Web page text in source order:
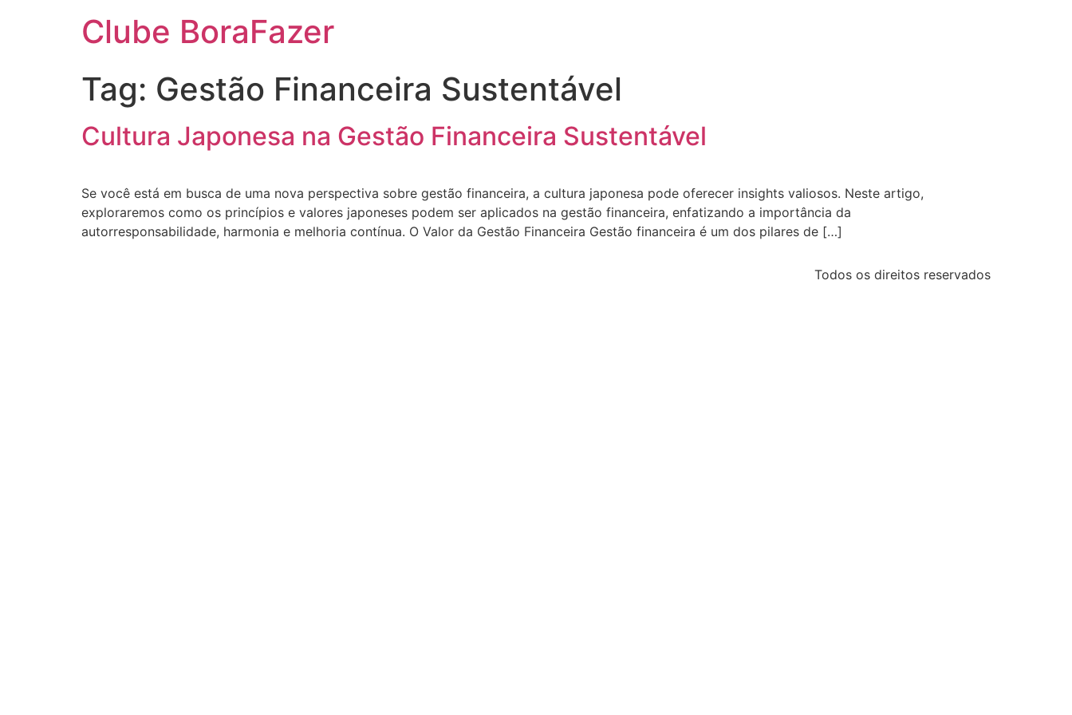
Clube BoraFazer
Tag: Gestão Financeira Sustentável
Cultura Japonesa na Gestão Financeira Sustentável
Se você está em busca de uma nova perspectiva sobre gestão financeira, a cultura japonesa pode oferecer insights valiosos. Neste artigo,
exploraremos como os princípios e valores japoneses podem ser aplicados na gestão financeira, enfatizando a importância da
autorresponsabilidade, harmonia e melhoria contínua. O Valor da Gestão Financeira Gestão financeira é um dos pilares de […]
Todos os direitos reservados